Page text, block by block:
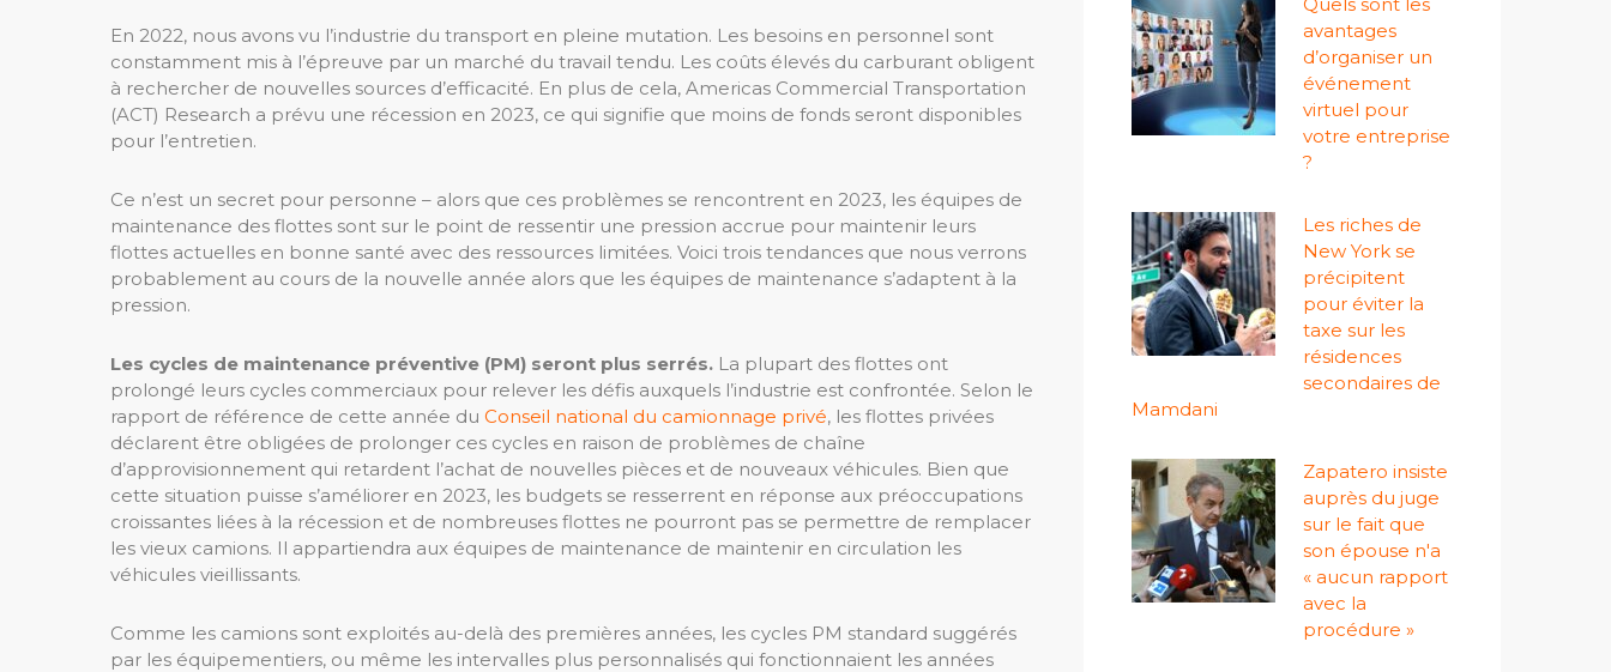
En 2022, nous avons vu l’industrie du transport en pleine mutation. Les besoins en personnel sont
constamment mis à l’épreuve par un marché du travail tendu. Les coûts élevés du carburant obligent
à rechercher de nouvelles sources d’efficacité. En plus de cela, Americas Commercial Transportation
(ACT) Research a prévu une récession en 2023, ce qui signifie que moins de fonds seront disponibles
pour l’entretien.
Ce n’est un secret pour personne – alors que ces problèmes se rencontrent en 2023, les équipes de
maintenance des flottes sont sur le point de ressentir une pression accrue pour maintenir leurs
flottes actuelles en bonne santé avec des ressources limitées. Voici trois tendances que nous verrons
probablement au cours de la nouvelle année alors que les équipes de maintenance s’adaptent à la
pression.
Les cycles de maintenance préventive (PM) seront plus serrés. La plupart des flottes ont
prolongé leurs cycles commerciaux pour relever les défis auxquels l’industrie est confrontée. Selon le
rapport de référence de cette année du Conseil national du camionnage privé, les flottes privées
déclarent être obligées de prolonger ces cycles en raison de problèmes de chaîne
d’approvisionnement qui retardent l’achat de nouvelles pièces et de nouveaux véhicules. Bien que
cette situation puisse s’améliorer en 2023, les budgets se resserrent en réponse aux préoccupations
croissantes liées à la récession et de nombreuses flottes ne pourront pas se permettre de remplacer
les vieux camions. Il appartiendra aux équipes de maintenance de maintenir en circulation les
véhicules vieillissants.
Comme les camions sont exploités au-delà des premières années, les cycles PM standard suggérés
par les équipementiers, ou même les intervalles plus personnalisés qui fonctionnaient les années
avantages
d’organiser un
événement
virtuel pour
votre entreprise
?
Les riches de
New York se
précipitent
pour éviter la
taxe sur les
résidences
secondaires de
Mamdani
Zapatero insiste
auprès du juge
sur le fait que
son épouse n'a
« aucun rapport
avec la
procédure »